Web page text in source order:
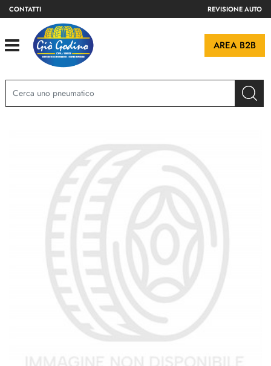
CONTATTI REVISIONE AUTO
Open AREA B2B